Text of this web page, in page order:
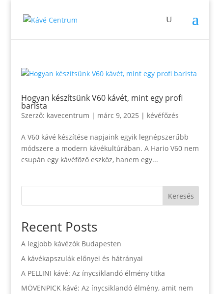
Hogyan készítsünk V60 kávét, mint egy profi
barista
Szerző: kavecentrum | márc 9, 2025 | kévéfőzés
A V60 kávé készítése napjaink egyik legnépszerűbb
módszere a modern kávékultúrában. A Hario V60 nem
csupán egy kávéfőző eszköz, hanem egy...
Keresés
Recent Posts
A legjobb kávézók Budapesten
A kávékapszulák előnyei és hátrányai
A PELLINI kávé: Az ínycsiklandó élmény titka
MÖVENPICK kávé: Az ínycsiklandó élmény, amit nem